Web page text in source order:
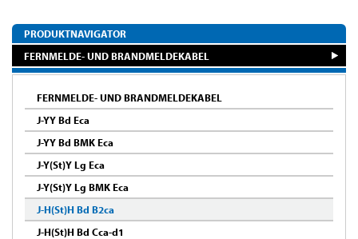
PRODUKTNAVIGATOR
FERNMELDE- UND BRANDMELDEKABEL
FERNMELDE- UND BRANDMELDEKABEL
J-YY Bd Eca
J-YY Bd BMK Eca
J-Y(St)Y Lg Eca
J-Y(St)Y Lg BMK Eca
J-H(St)H Bd B2ca
J-H(St)H Bd Cca-d1